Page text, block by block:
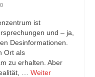
0
ist
und – ja,
Desinformationen.
Ort als
zu erhalten. Aber
… Weiter